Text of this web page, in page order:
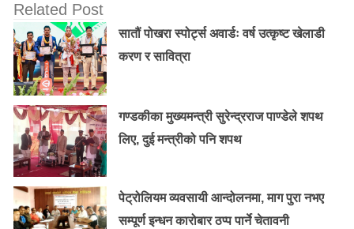
Related Post
सातौं पोखरा स्पोर्ट्स अवार्डः वर्ष उत्कृष्ट खेलाडी
करण र सावित्रा
गण्डकीका मुख्यमन्त्री सुरेन्द्रराज पाण्डेले शपथ
लिए, दुई मन्त्रीको पनि शपथ
पेट्रोलियम व्यवसायी आन्दोलनमा, माग पुरा नभए
सम्पूर्ण इन्धन कारोबार ठप्प पार्ने चेतावनी